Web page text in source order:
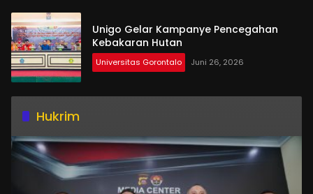
Unigo Gelar Kampanye Pencegahan
Kebakaran Hutan
Universitas Gorontalo Juni 26, 2026
Hukrim